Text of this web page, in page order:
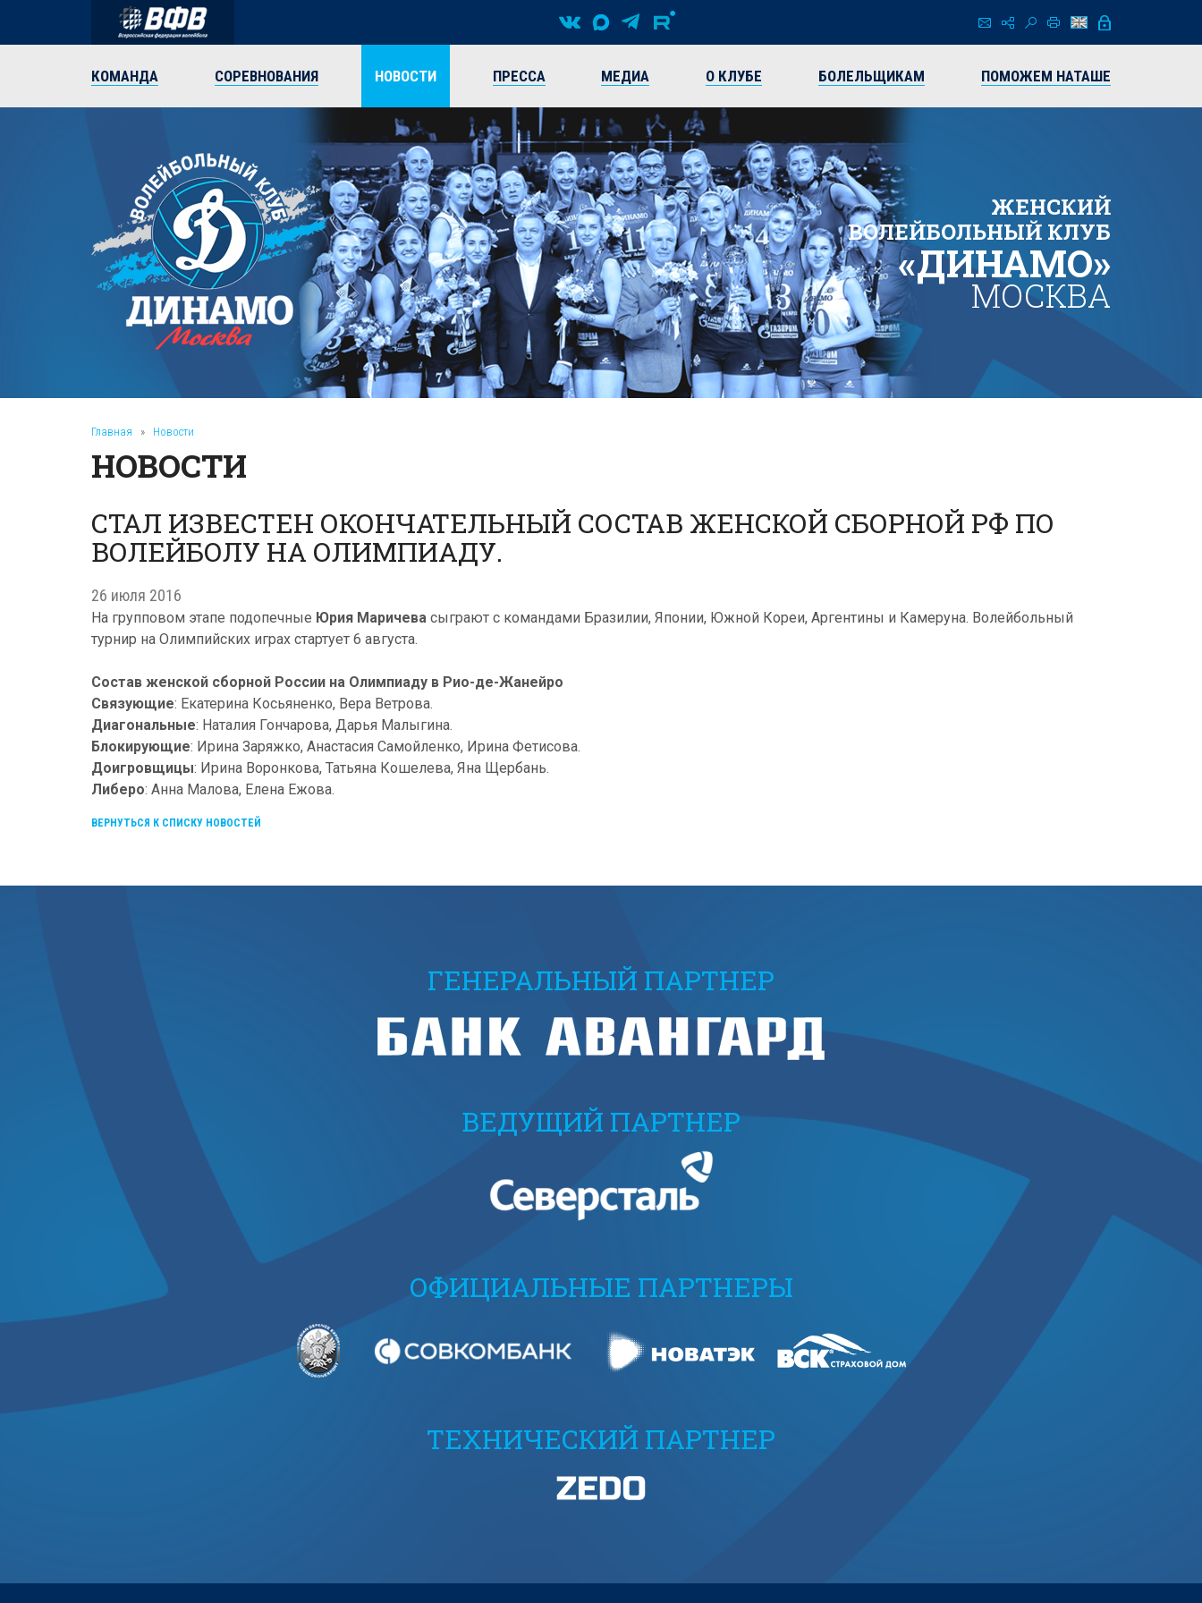
КОМАНДА СОРЕВНОВАНИЯ НОВОСТИ ПРЕССА МЕДИА О КЛУБЕ БОЛЕЛЬЩИКАМ ПОМОЖЕМ НАТАШЕ
ЖЕНСКИЙ
ВОЛЕЙБОЛЬНЫЙ КЛУБ
«ДИНАМО»
МОСКВА
Главная » Новости
НОВОСТИ
СТАЛ ИЗВЕСТЕН ОКОНЧАТЕЛЬНЫЙ СОСТАВ ЖЕНСКОЙ СБОРНОЙ РФ ПО
ВОЛЕЙБОЛУ НА ОЛИМПИАДУ.
26 июля 2016
На групповом этапе подопечные Юрия Маричева сыграют с командами Бразилии, Японии, Южной Кореи, Аргентины и Камеруна. Волейбольный
турнир на Олимпийских играх стартует 6 августа.
Состав женской сборной России на Олимпиаду в Рио-де-Жанейро
Связующие: Екатерина Косьяненко, Вера Ветрова.
Диагональные: Наталия Гончарова, Дарья Малыгина.
Блокирующие: Ирина Заряжко, Анастасия Самойленко, Ирина Фетисова.
Доигровщицы: Ирина Воронкова, Татьяна Кошелева, Яна Щербань.
Либеро: Анна Малова, Елена Ежова.
ВЕРНУТЬСЯ К СПИСКУ НОВОСТЕЙ
ГЕНЕРАЛЬНЫЙ ПАРТНЕР
ВЕДУЩИЙ ПАРТНЕР
ОФИЦИАЛЬНЫЕ ПАРТНЕРЫ
ТЕХНИЧЕСКИЙ ПАРТНЕР